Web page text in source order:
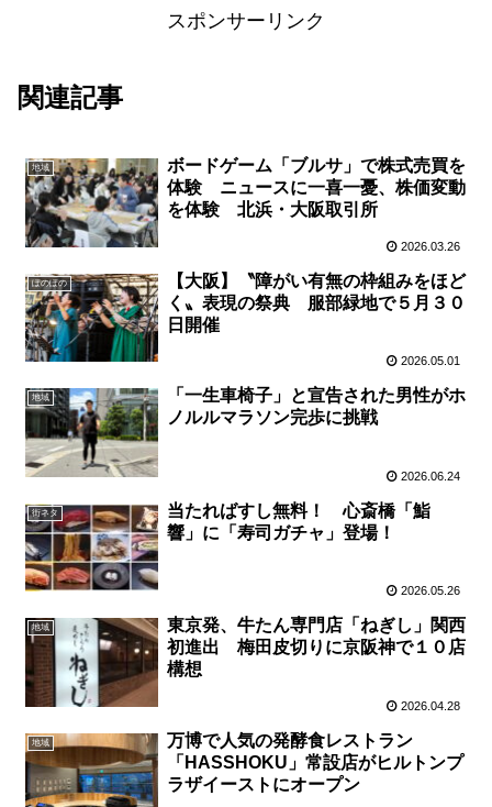
スポンサーリンク
関連記事
地域
ボードゲーム「ブルサ」で株式売買を
体験 ニュースに一喜一憂、株価変動
を体験 北浜・大阪取引所
2026.03.26
ぽのぽの
【大阪】〝障がい有無の枠組みをほど
く〟表現の祭典 服部緑地で５月３０
日開催
2026.05.01
地域
「一生車椅子」と宣告された男性がホ
ノルルマラソン完歩に挑戦
2026.06.24
街ネタ
当たればすし無料！ 心斎橋「鮨
響」に「寿司ガチャ」登場！
2026.05.26
地域
東京発、牛たん専門店「ねぎし」関西
初進出 梅田皮切りに京阪神で１０店
構想
2026.04.28
地域
万博で人気の発酵食レストラン
「HASSHOKU」常設店がヒルトンプ
ラザイーストにオープン